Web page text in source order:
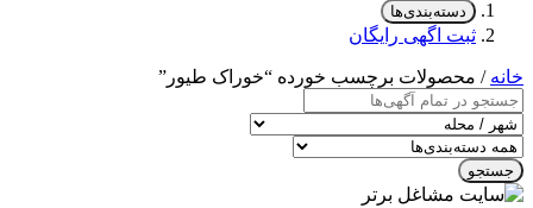
دسته‌بندی‌ها
ثبت اگهی رایگان
خانه / محصولات برچسب خورده “خوراک طیور”
جستجو